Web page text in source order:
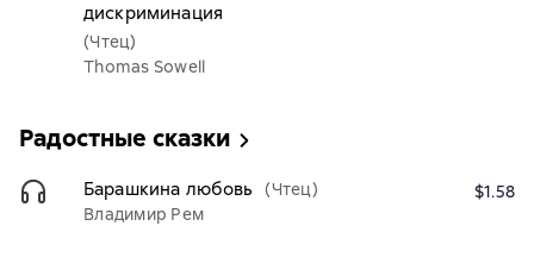
дискриминация
(Чтец)
Thomas Sowell
Радостные сказки
Барашкина любовь
(Чтец)
Владимир Рем
$1.58